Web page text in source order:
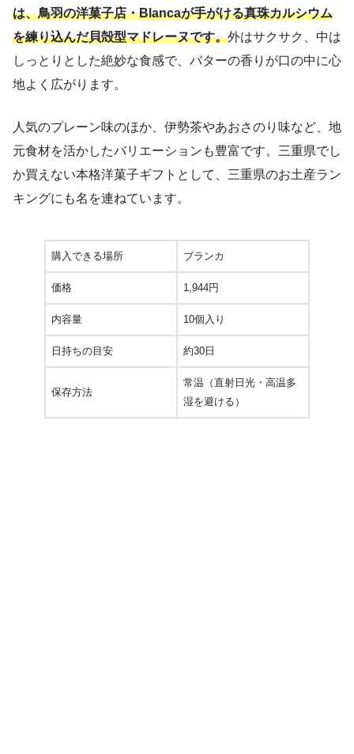
は、鳥羽の洋菓子店・Blancaが手がける真珠カルシウム
を練り込んだ貝殻型マドレーヌです。外はサクサク、中は
しっとりとした絶妙な食感で、バターの香りが口の中に心
地よく広がります。
人気のプレーン味のほか、伊勢茶やあおさのり味など、地
元食材を活かしたバリエーションも豊富です。三重県でし
か買えない本格洋菓子ギフトとして、三重県のお土産ラン
キングにも名を連ねています。
購入できる場所 ブランカ
価格 1,944円
内容量 10個入り
日持ちの目安 約30日
保存方法
常温（直射日光・高温多
湿を避ける）